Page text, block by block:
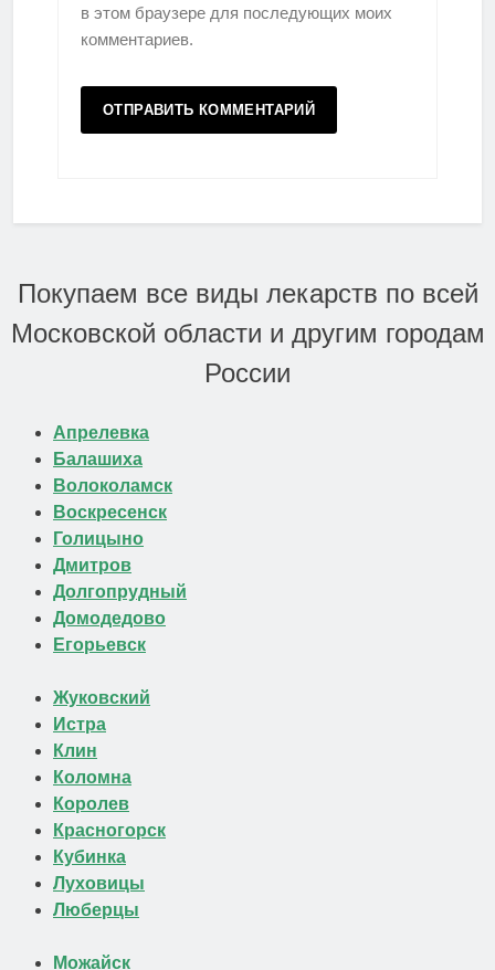
в этом браузере для последующих моих
комментариев.
Покупаем все виды лекарств по всей
Московской области и другим городам
России
Апрелевка
Балашиха
Волоколамск
Воскресенск
Голицыно
Дмитров
Долгопрудный
Домодедово
Егорьевск
Жуковский
Истра
Клин
Коломна
Королев
Красногорск
Кубинка
Луховицы
Люберцы
Можайск